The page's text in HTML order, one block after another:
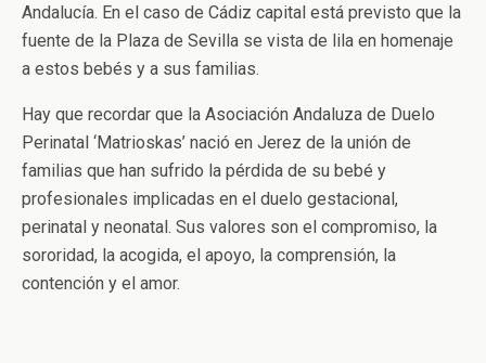
Andalucía. En el caso de Cádiz capital está previsto que la
fuente de la Plaza de Sevilla se vista de lila en homenaje
a estos bebés y a sus familias.
Hay que recordar que la Asociación Andaluza de Duelo
Perinatal ‘Matrioskas’ nació en Jerez de la unión de
familias que han sufrido la pérdida de su bebé y
profesionales implicadas en el duelo gestacional,
perinatal y neonatal. Sus valores son el compromiso, la
sororidad, la acogida, el apoyo, la comprensión, la
contención y el amor.